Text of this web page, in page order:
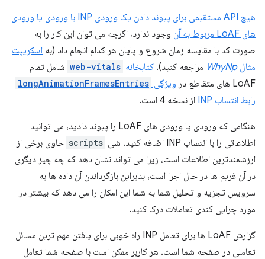
هیچ API مستقیمی برای پیوند دادن یک ورودی INP با ورودی یا ورودی
های LoAF مربوط به آن
وجود ندارد، اگرچه می توان این کار را به
صورت کد با مقایسه زمان شروع و پایان هر کدام انجام داد (به اسکریپت
مثالWhyNp مراجعه کنید). کتابخانه web-vitals شامل تمام
LoAF های متقاطع در
ویژگی longAnimationFramesEntries
رابط انتساب INP از نسخه 4 است.
هنگامی که ورودی یا ورودی های LoAF را پیوند دادید، می توانید
اطلاعاتی را با انتساب INP اضافه کنید. شی
scripts حاوی برخی از
ارزشمندترین اطلاعات است، زیرا می تواند نشان دهد که چه چیز دیگری
در آن فریم ها در حال اجرا است، بنابراین بازگرداندن آن داده ها به
سرویس تجزیه و تحلیل شما به شما این امکان را می دهد که بیشتر در
مورد چرایی کندی تعاملات درک کنید.
گزارش LoAF ها برای تعامل INP راه خوبی برای یافتن مهم ترین مسائل
تعاملی در صفحه شما است. هر کاربر ممکن است با صفحه شما تعامل